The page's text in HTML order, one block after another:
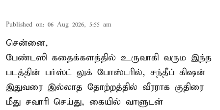
Published on: 06 Aug 2026, 5:55 am
சென்னை,
பேண்டஸி கதைக்களத்தில் உருவாகி வரும இந்த
படத்தின் பர்ஸ்ட் லுக் போஸ்டரில், சந்தீப் கிஷன்
இதுவரை இல்லாத தோற்றத்தில் வீரராக குதிரை
மீது சவாரி செய்து, கையில் வாளுடன்